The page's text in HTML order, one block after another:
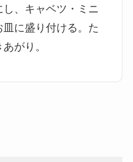
、キャベツ・ミニ
皿に盛り付ける。た
がり。